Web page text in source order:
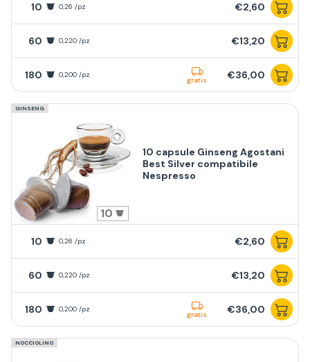
10 0,26 /pz €2,60
60 0,220 /pz €13,20
180 0,200 /pz
gratis €36,00
GINSENG
10
10 capsule Ginseng Agostani
Best Silver compatibile
Nespresso
10 0,26 /pz €2,60
60 0,220 /pz €13,20
180 0,200 /pz
gratis €36,00
NOCCIOLINO